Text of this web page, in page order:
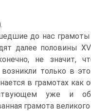
до нас грамоты
далее половины
не значит,
возникли только в
в грамотах как
уже и
грамота великого